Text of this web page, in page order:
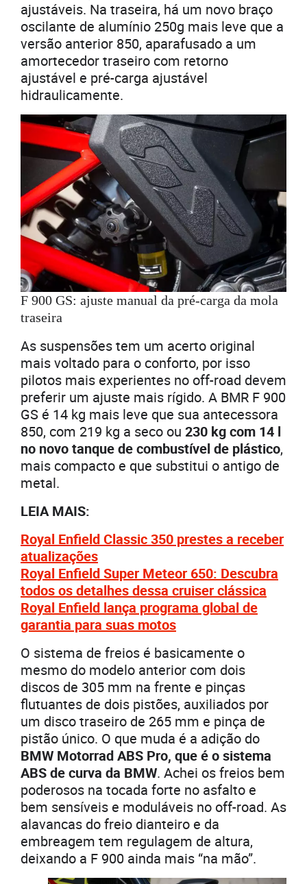
ajustáveis. Na traseira, há um novo braço
oscilante de alumínio 250g mais leve que a
versão anterior 850, aparafusado a um
amortecedor traseiro com retorno
ajustável e pré-carga ajustável
hidraulicamente.
F 900 GS: ajuste manual da pré-carga da mola
traseira
As suspensões tem um acerto original
mais voltado para o conforto, por isso
pilotos mais experientes no off-road devem
preferir um ajuste mais rígido. A BMR F 900
GS é 14 kg mais leve que sua antecessora
850, com 219 kg a seco ou 230 kg com 14 l
no novo tanque de combustível de plástico,
mais compacto e que substitui o antigo de
metal.
LEIA MAIS:
Royal Enfield Classic 350 prestes a receber
atualizações
Royal Enfield Super Meteor 650: Descubra
todos os detalhes dessa cruiser clássica
Royal Enfield lança programa global de
garantia para suas motos
O sistema de freios é basicamente o
mesmo do modelo anterior com dois
discos de 305 mm na frente e pinças
flutuantes de dois pistões, auxiliados por
um disco traseiro de 265 mm e pinça de
pistão único. O que muda é a adição do
BMW Motorrad ABS Pro, que é o sistema
ABS de curva da BMW. Achei os freios bem
poderosos na tocada forte no asfalto e
bem sensíveis e moduláveis no off-road. As
alavancas do freio dianteiro e da
embreagem tem regulagem de altura,
deixando a F 900 ainda mais “na mão”.